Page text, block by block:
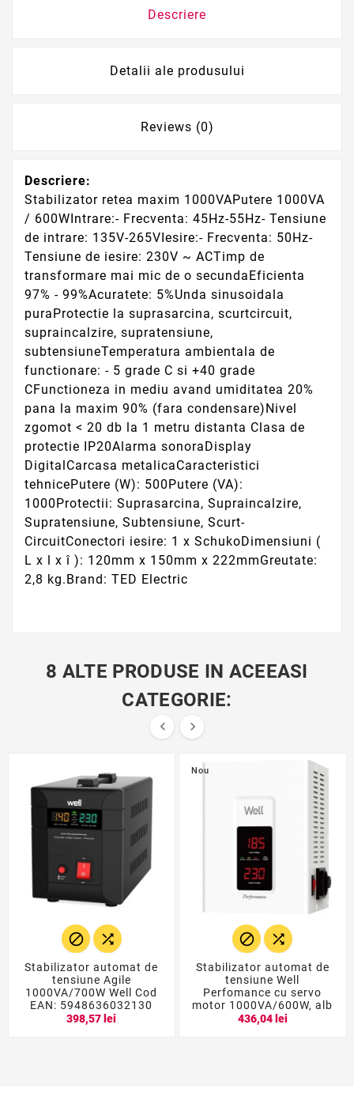
Descriere
Detalii ale produsului
Reviews (0)
Descriere:
Stabilizator retea maxim 1000VAPutere 1000VA
/ 600WIntrare:- Frecventa: 45Hz-55Hz- Tensiune
de intrare: 135V-265VIesire:- Frecventa: 50Hz-
Tensiune de iesire: 230V ~ ACTimp de
transformare mai mic de o secundaEficienta
97% - 99%Acuratete: 5%Unda sinusoidala
puraProtectie la suprasarcina, scurtcircuit,
supraincalzire, supratensiune,
subtensiuneTemperatura ambientala de
functionare: - 5 grade C si +40 grade
CFunctioneza in mediu avand umiditatea 20%
pana la maxim 90% (fara condensare)Nivel
zgomot < 20 db la 1 metru distanta Clasa de
protectie IP20Alarma sonoraDisplay
DigitalCarcasa metalicaCaracteristici
tehnicePutere (W): 500Putere (VA):
1000Protectii: Suprasarcina, Supraincalzire,
Supratensiune, Subtensiune, Scurt-
CircuitConectori iesire: 1 x SchukoDimensiuni (
L x l x î ): 120mm x 150mm x 222mmGreutate:
2,8 kg.Brand: TED Electric
8 ALTE PRODUSE IN ACEEASI
CATEGORIE:
 
 
Stabilizator automat de
tensiune Agile
1000VA/700W Well Cod
EAN: 5948636032130
398,57 lei
Nou
 
Stabilizator automat de
tensiune Well
Perfomance cu servo
motor 1000VA/600W, alb
436,04 lei